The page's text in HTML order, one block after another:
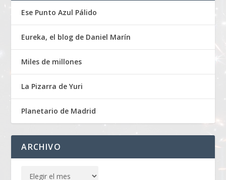
Ese Punto Azul Pálido
Eureka, el blog de Daniel Marín
Miles de millones
La Pizarra de Yuri
Planetario de Madrid
ARCHIVO